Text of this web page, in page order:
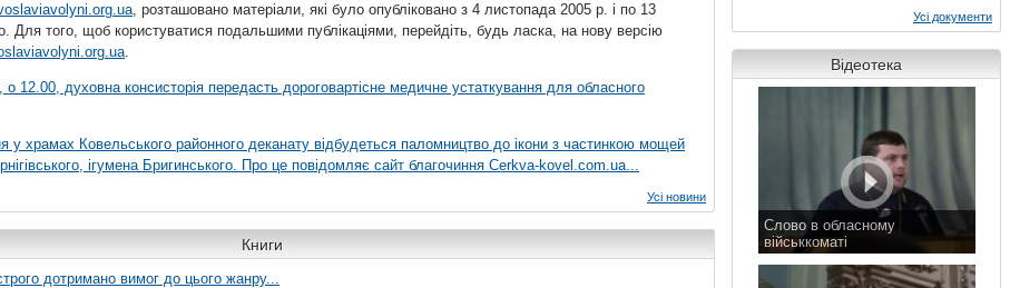
, розташовано матеріали, які було опубліковано з 4 листопада 2005 р. і по 13
Для того, щоб користуватися подальшими публікаціями, перейдіть, будь ласка, на нову версію
.
12.00, духовна консисторія передасть дороговартісне медичне устаткування для обласного
у храмах Ковельського районного деканату відбудеться паломництво до ікони з частинкою мощей
ігумена Бригинського. Про це повідомляє сайт благочиння Сerkva-kovel.com.ua...
Усі новини
Книги
дотримано вимог до цього жанру...
Усі документи
Відеотека
Слово в обласному
військкоматі